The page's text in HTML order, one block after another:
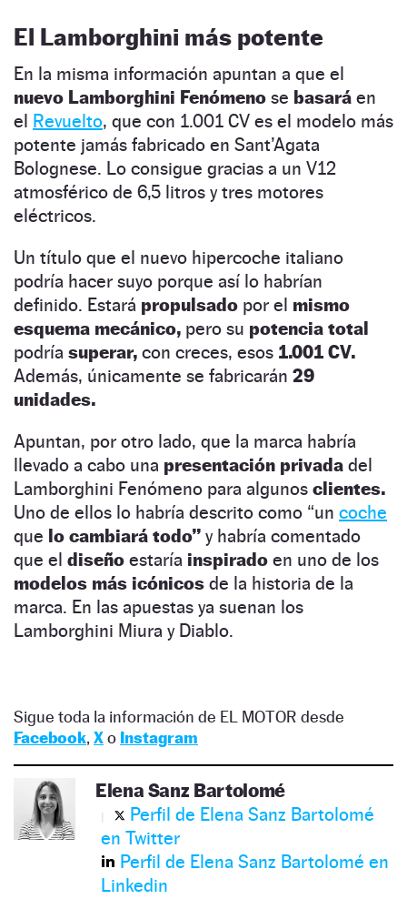
El Lamborghini más potente
En la misma información apuntan a que el
nuevo Lamborghini Fenómeno se basará en
el Revuelto, que con 1.001 CV es el modelo más
potente jamás fabricado en Sant’Agata
Bolognese. Lo consigue gracias a un V12
atmosférico de 6,5 litros y tres motores
eléctricos.
Un título que el nuevo hipercoche italiano
podría hacer suyo porque así lo habrían
definido. Estará propulsado por el mismo
esquema mecánico, pero su potencia total
podría superar, con creces, esos 1.001 CV.
Además, únicamente se fabricarán 29
unidades.
Apuntan, por otro lado, que la marca habría
llevado a cabo una presentación privada del
Lamborghini Fenómeno para algunos clientes.
Uno de ellos lo habría descrito como “un coche
que lo cambiará todo” y habría comentado
que el diseño estaría inspirado en uno de los
modelos más icónicos de la historia de la
marca. En las apuestas ya suenan los
Lamborghini Miura y Diablo.
Sigue toda la información de EL MOTOR desde
Facebook, Xo Instagram
Elena Sanz Bartolomé
Perfil de Elena Sanz Bartolomé
en Twitter
Perfil de Elena Sanz Bartolomé en
Linkedin